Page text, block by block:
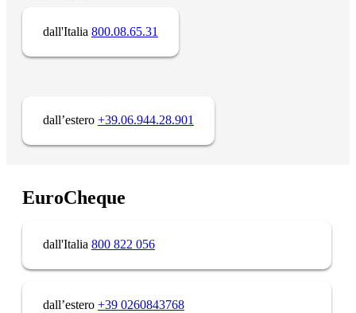
dall'Italia 800.08.65.31
dall’estero +39.06.944.28.901
EuroCheque
dall'Italia 800 822 056
dall’estero +39 0260843768